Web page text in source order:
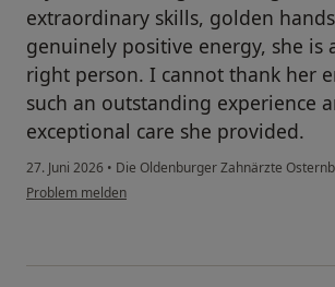
extraordinary skills, golden
genuinely positive energy, she is
right person. I cannot thank her
such an outstanding experience
exceptional care she provided.
27. Juni 2026 • Die Oldenburger Zahnärzte
Problem melden